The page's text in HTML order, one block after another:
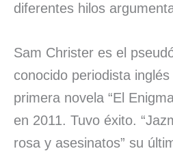
diferentes hilos
Sam Christer es el
conocido periodista
primera novela “El
en 2011. Tuvo éxito.
rosa y asesinatos” su